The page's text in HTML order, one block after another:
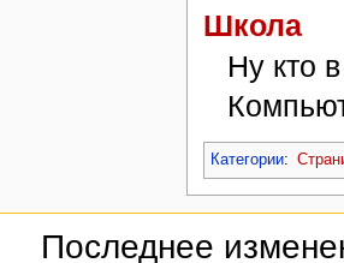
Школа
Ну кто
Категории:
Последнее